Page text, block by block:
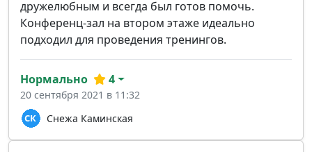
дружелюбным и всегда был готов помочь.
Конференц-зал на втором этаже идеально
подходил для проведения тренингов.
Снежа Каминская
Нормально 4
20 сентября 2021 в 11:32